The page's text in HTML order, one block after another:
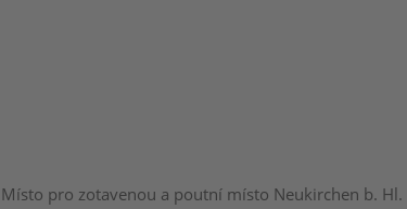
Místo pro zotavenou a poutní místo Neukirchen b.